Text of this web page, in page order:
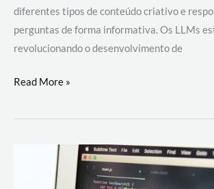
diferentes tipos de conteúdo criativo e
perguntas de forma informativa. Os LLMs
revolucionando o desenvolvimento de
Large
Models
Read More »